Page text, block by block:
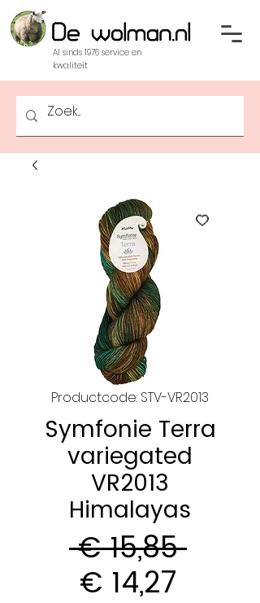
Al sinds 1976 service en
kwaliteit
Productcode: STV-VR2013
Symfonie Terra
variegated
VR2013
Himalayas
€ 15,85
€ 14,27